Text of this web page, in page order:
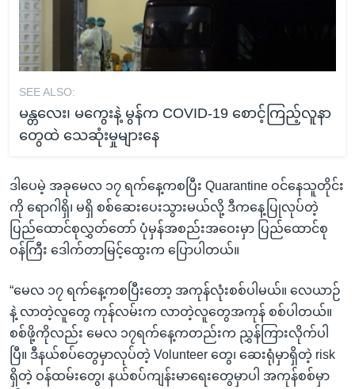
SEE ALSO:
မန္တလေး၊ မကွေးနဲ့ မွန်က COVID-19 စောင့်ကြည့်လူနာ
တွေထဲ သေဆုံးမှုများနေ
ဒါပေမဲ့ အခုမေလ ၁၇ ရက်နေ့ကစပြီး Quarantine ဝင်နေသူတိုင်း
ကို ရောဂါရှိ၊ မရှိ စစ်ဆေးပေးသွားမယ်လို့ ဒီကနေ့ပြုလုပ်တဲ့
ပြည်ထောင်စုလွှတ်တော် ပုံမှန်အစည်းအဝေးမှာ ပြည်ထောင်စု
ဝန်ကြီး ဒေါက်တာမြင့်ထွေးက ပြောပါတယ်။
“မေလ ၁၇ ရက်နေ့ကစပြီးတော့ အကုန်လုံးစစ်ပါမယ်။ လေယာဉ်
နဲ့ လာတဲ့လူတွေ ကုန်လမ်းက လာတဲ့လူတွေအကုန် စစ်ပါတယ်။
စစ်ဖို့ကိုလည်း မေလ ၁၇ရက်နေ့ကတည်းက ညွှန်ကြားလိုက်ပါ
ပြီ။ ဒီနယ်စပ်တွေမှာလုပ်တဲ့ Volunteer တွေ၊ ဆေးရုံမှာရှိတဲ့ risk
ရှိတဲ့ ဝန်ထမ်းတွေ၊ နယ်စပ်ကျန်းမာရေးတွေမှာပါ အကုန်စစ်မှာ